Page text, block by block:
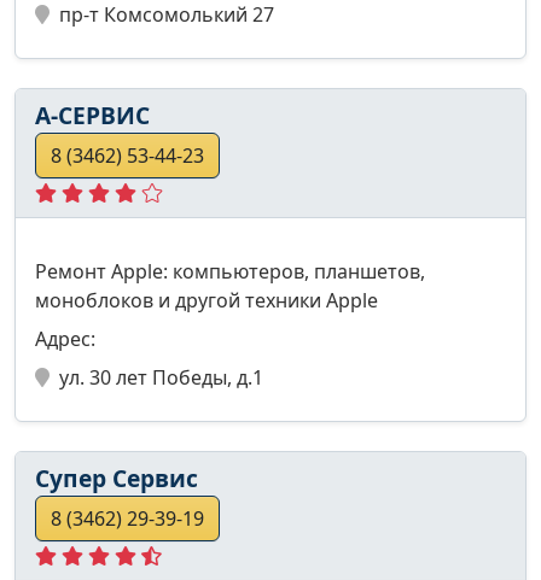
пр-т Комсомолький 27
А-СЕРВИС
8 (3462) 53-44-23
Ремонт Apple: компьютеров, планшетов,
моноблоков и другой техники Apple
Адрес:
ул. 30 лет Победы, д.1
Супер Сервис
8 (3462) 29-39-19